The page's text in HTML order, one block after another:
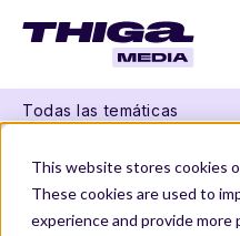
This website stores cookies
These cookies are used to
experience and provide more
Todas las temáticas
Thiga Media
Product